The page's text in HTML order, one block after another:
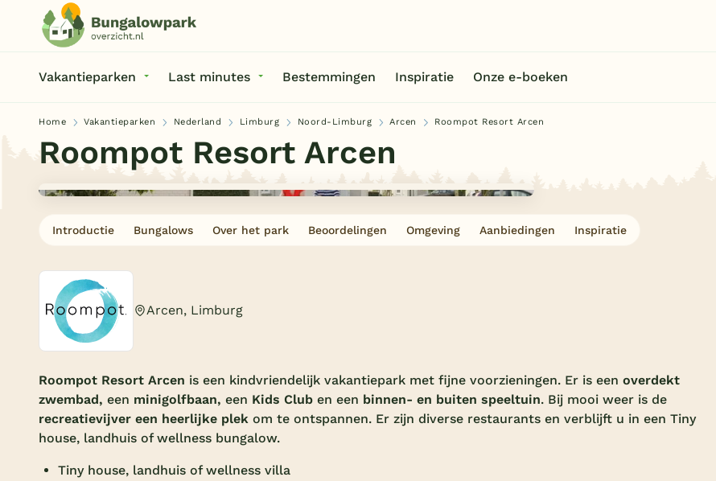
Vakantieparken Last minutes Bestemmingen Inspiratie Onze e-boeken
Home Vakantieparken Nederland Limburg Noord-Limburg Arcen Roompot Resort Arcen
Roompot Resort Arcen
Introductie Bungalows Over het park Beoordelingen Omgeving Aanbiedingen Inspiratie
Arcen, Limburg
Roompot Resort Arcen is een kindvriendelijk vakantiepark met fijne voorzieningen. Er is een overdekt
zwembad, een minigolfbaan, een Kids Club en een binnen- en buiten speeltuin. Bij mooi weer is de
recreatievijver een heerlijke plek om te ontspannen. Er zijn diverse restaurants en verblijft u in een Tiny
house, landhuis of wellness bungalow.
Tiny house, landhuis of wellness villa